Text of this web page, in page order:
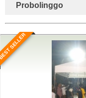
Probolinggo
SELLER